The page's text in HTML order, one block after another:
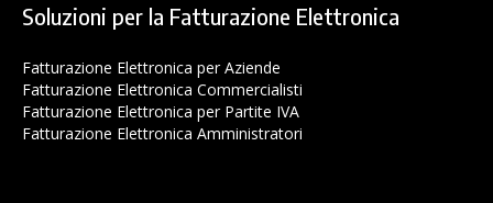
Soluzioni per la Fatturazione Elettronica
Fatturazione Elettronica per Aziende
Fatturazione Elettronica Commercialisti
Fatturazione Elettronica per Partite IVA
Fatturazione Elettronica Amministratori